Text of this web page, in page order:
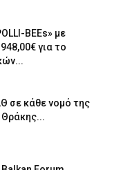
BEEs» με
για το
σε κάθε νομό της
Θράκης...